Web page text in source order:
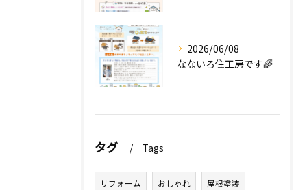
2026/06/08
なないろ住工房です🌈
タグ Tags
リフォーム おしゃれ 屋根塗装